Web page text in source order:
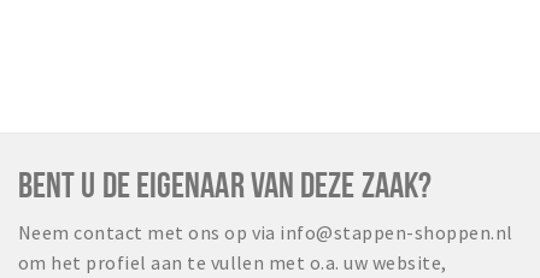
BENT U DE EIGENAAR VAN DEZE ZAAK?
Neem contact met ons op via info@stappen-shoppen.nl
om het profiel aan te vullen met o.a. uw website,